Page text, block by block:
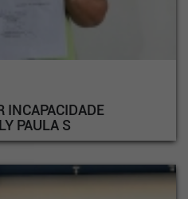
INCAPACIDADE
PAULA S